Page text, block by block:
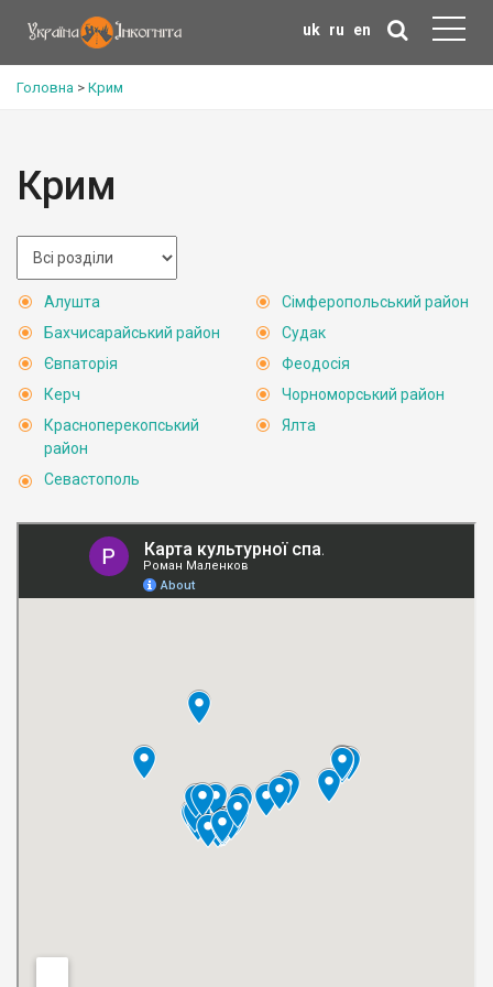
uk ru en
Головна > Крим
Крим
Алушта
Бахчисарайський район
Євпаторія
Керч
Красноперекопський
район
Севастополь
Сімферопольський район
Судак
Феодосія
Чорноморський район
Ялта